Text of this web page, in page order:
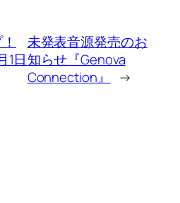
1日
未発表音源発売のお
知らせ『Genova
Connection』
→